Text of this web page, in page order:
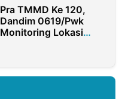
Pra TMMD Ke 120,
Dandim 0619/Pwk
Monitoring Lokasi